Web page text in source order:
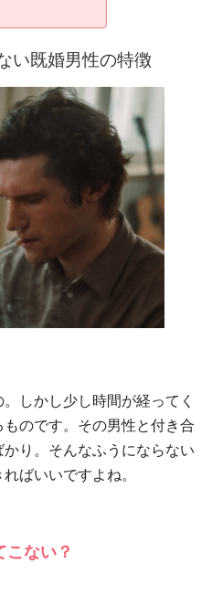
い既婚男性の特徴
しかし少し時間が経ってく
のです。その男性と付き合
り。そんなふうにならない
ばいいですよね。
ない？